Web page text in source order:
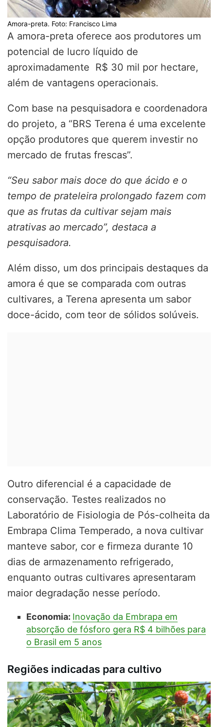
Amora-preta. Foto: Francisco Lima
A amora-preta oferece aos produtores um
potencial de lucro líquido de
aproximadamente R$ 30 mil por hectare,
além de vantagens operacionais.
Com base na pesquisadora e coordenadora
do projeto, a “BRS Terena é uma excelente
opção produtores que querem investir no
mercado de frutas frescas”.
“Seu sabor mais doce do que ácido e o
tempo de prateleira prolongado fazem com
que as frutas da cultivar sejam mais
atrativas ao mercado”, destaca a
pesquisadora.
Além disso, um dos principais destaques da
amora é que se comparada com outras
cultivares, a Terena apresenta um sabor
doce-ácido, com teor de sólidos solúveis.
Outro diferencial é a capacidade de
conservação. Testes realizados no
Laboratório de Fisiologia de Pós-colheita da
Embrapa Clima Temperado, a nova cultivar
manteve sabor, cor e firmeza durante 10
dias de armazenamento refrigerado,
enquanto outras cultivares apresentaram
maior degradação nesse período.
Economia: Inovação da Embrapa em
absorção de fósforo gera R$ 4 bilhões para
o Brasil em 5 anos
Regiões indicadas para cultivo